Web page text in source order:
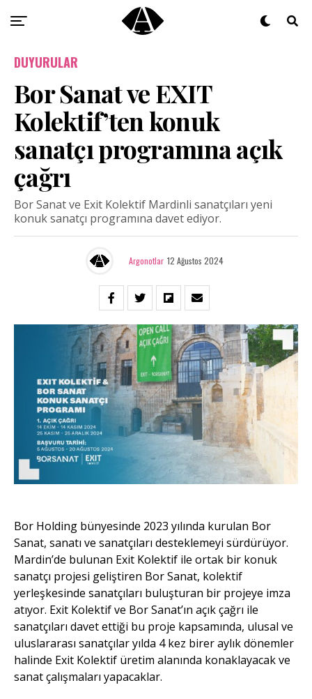
DUYURULAR
Bor Sanat ve EXIT
Kolektif’ten konuk
sanatçı programına açık
çağrı
Bor Sanat ve Exit Kolektif Mardinli sanatçıları yeni
konuk sanatçı programına davet ediyor.
Argonotlar 12 Ağustos 2024
Bor Holding bünyesinde 2023 yılında kurulan Bor
Sanat, sanatı ve sanatçıları desteklemeyi sürdürüyor.
Mardin’de bulunan Exit Kolektif ile ortak bir konuk
sanatçı projesi geliştiren Bor Sanat, kolektif
yerleşkesinde sanatçıları buluşturan bir projeye imza
atıyor. Exit Kolektif ve Bor Sanat’ın açık çağrı ile
sanatçıları davet ettiği bu proje kapsamında, ulusal ve
uluslararası sanatçılar yılda 4 kez birer aylık dönemler
halinde Exit Kolektif üretim alanında konaklayacak ve
sanat çalışmaları yapacaklar.